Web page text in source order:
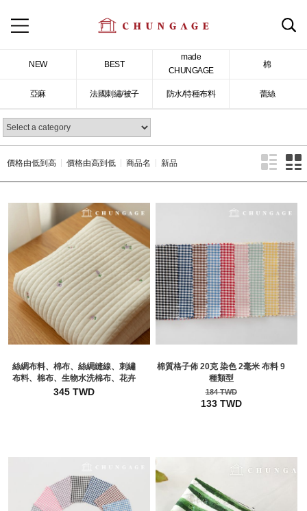
NEW BEST
made
CHUNGAGE
棉
亞麻 法國刺繡/被子 防水/特種布料 蕾絲
價格由低到高 價格由高到低 商品名 新品
絲綢布料、棉布、絲綢縫線、刺繡
布料、棉布、生物水洗棉布、花卉
345 TWD
棉質格子佈 20克 染色 2毫米 布料 9
種類型
184 TWD
133 TWD